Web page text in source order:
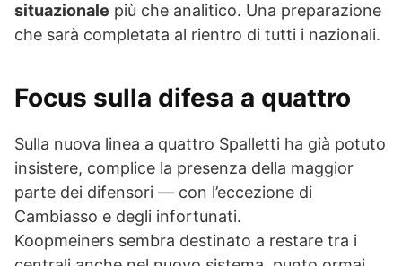
situazionale più che analitico. Una preparazione
che sarà completata al rientro di tutti i nazionali.
Focus sulla difesa a quattro
Sulla nuova linea a quattro Spalletti ha già potuto
insistere, complice la presenza della maggior
parte dei difensori — con l’eccezione di
Cambiasso e degli infortunati.
Koopmeiners sembra destinato a restare tra i